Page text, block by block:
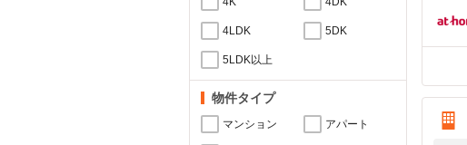
4LDK 5DK
5LDK以上
物件タイプ
マンション アパート